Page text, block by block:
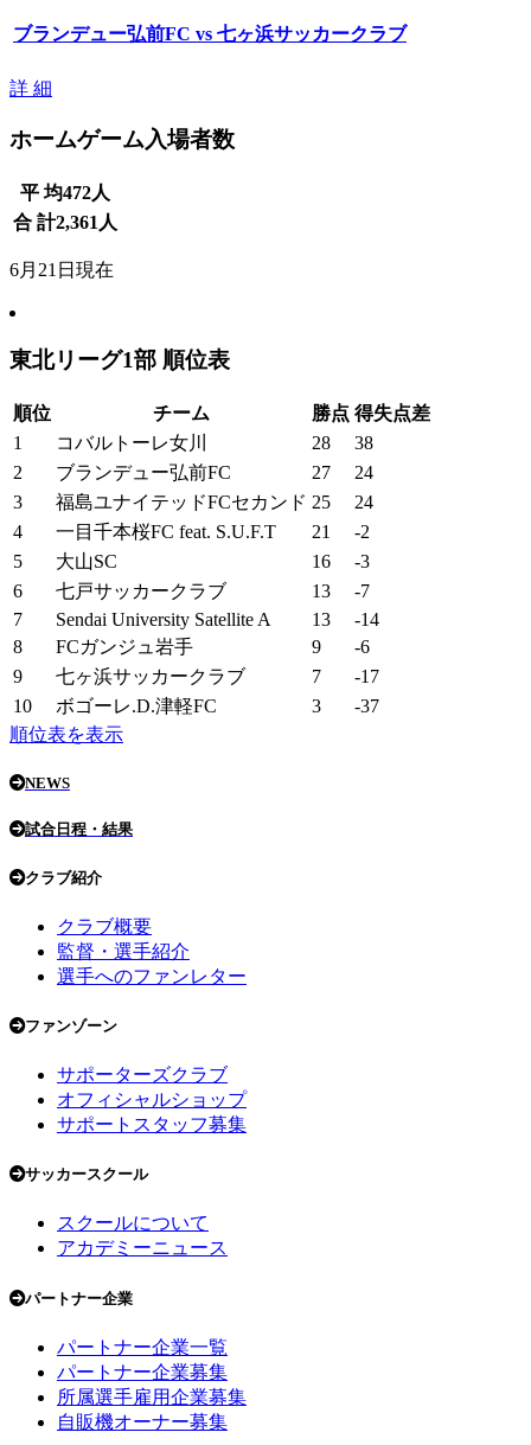
ブランデュー弘前FC vs 七ヶ浜サッカークラブ
詳 細
ホームゲーム入場者数
平 均472人
合 計2,361 人
6月21日現在
東北リーグ1部 順位表
順位 チーム 勝点 得失点差
1
コバルトーレ女川 28
38
2
ブランデュー弘前FC 27
24
3
福島ユナイテッドFCセカンド 25
24
4
一目千本桜FC feat. S.U.F.T 21
-2
5
大山SC 16
-3
6
七戸サッカークラブ 13
-7
7
Sendai University Satellite A 13
-14
8
FCガンジュ岩手 9
-6
9
七ヶ浜サッカークラブ 7
-17
10
ボゴーレ.D.津軽FC 3
-37
順位表を表示
NEWS
試合日程・結果
クラブ紹介
クラブ概要
監督・選手紹介
選手へのファンレター
ファンゾーン
サポーターズクラブ
オフィシャルショップ
サポートスタッフ募集
サッカースクール
スクールについて
アカデミーニュース
パートナー企業
パートナー企業一覧
パートナー企業募集
所属選手雇用企業募集
自販機オーナー募集